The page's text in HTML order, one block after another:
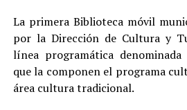
La primera Biblioteca móvil
por la Dirección de Cultura y
línea programática
que la componen el programa
área cultura tradicional.